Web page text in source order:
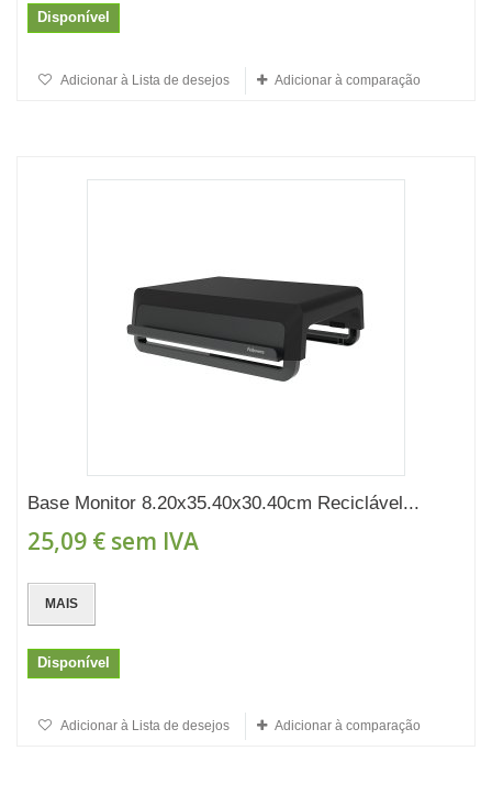
Disponível
Adicionar à Lista de desejos Adicionar à comparação
Base Monitor 8.20x35.40x30.40cm Reciclável...
25,09 € sem IVA
MAIS
Disponível
Adicionar à Lista de desejos Adicionar à comparação